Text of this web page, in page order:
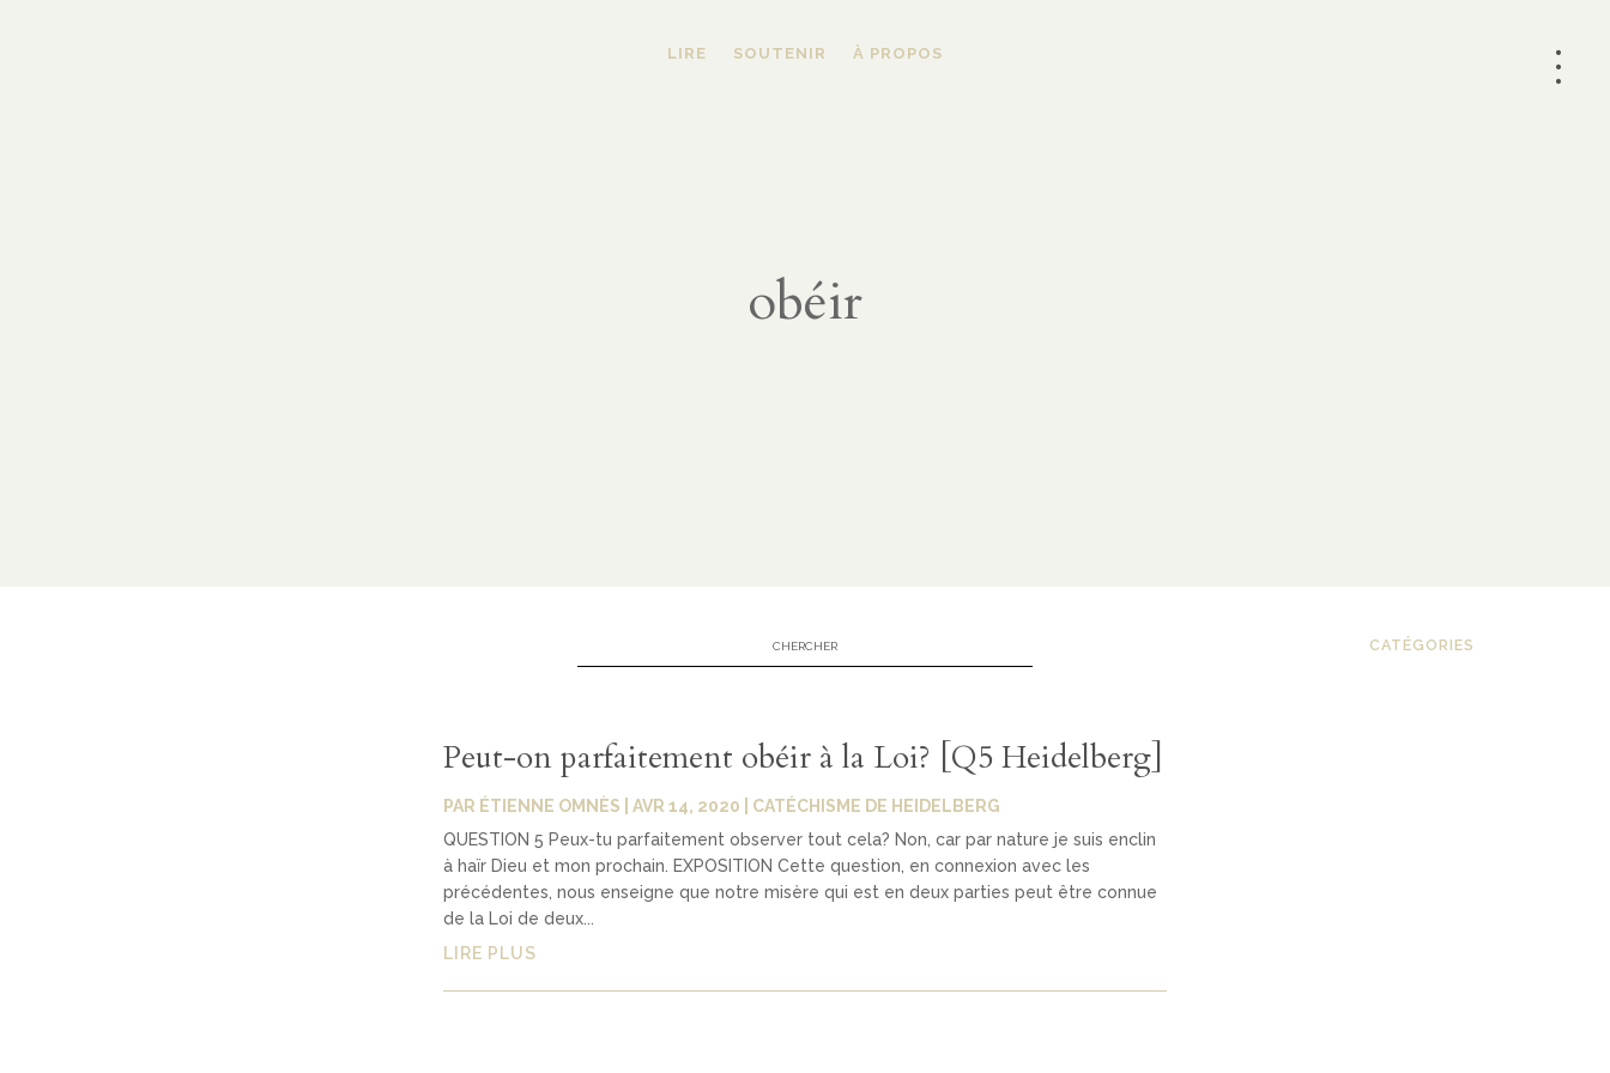
•••
LIRE SOUTENIR À PROPOS
obéir
CATÉGORIES
Peut-on parfaitement obéir à la Loi? [Q5 Heidelberg]
PAR ÉTIENNE OMNÈS AVR 14, 2020
CATÉCHISME DE HEIDELBERG
QUESTION 5 Peux-tu parfaitement observer tout cela? Non, car par nature je suis enclin
à haïr Dieu et mon prochain. EXPOSITION Cette question, en connexion avec les
précédentes, nous enseigne que notre misère qui est en deux parties peut être connue
de la Loi de deux...
LIRE PLUS